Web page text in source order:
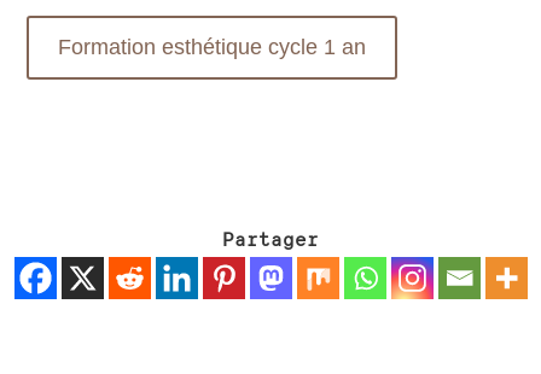
Formation esthétique cycle 1 an
Partager